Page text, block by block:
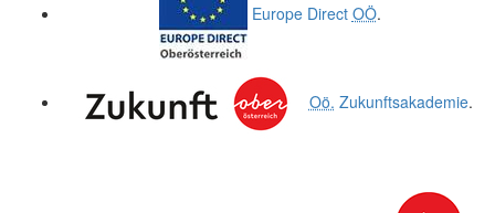
Europe Direct OÖ.
Oö. Zukunftsakademie.